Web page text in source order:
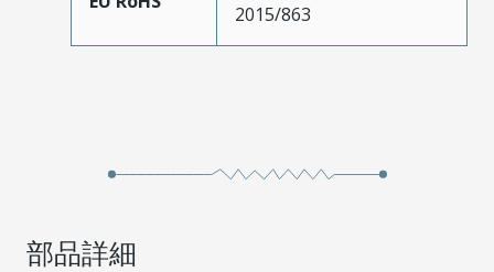
2015/863
部品詳細